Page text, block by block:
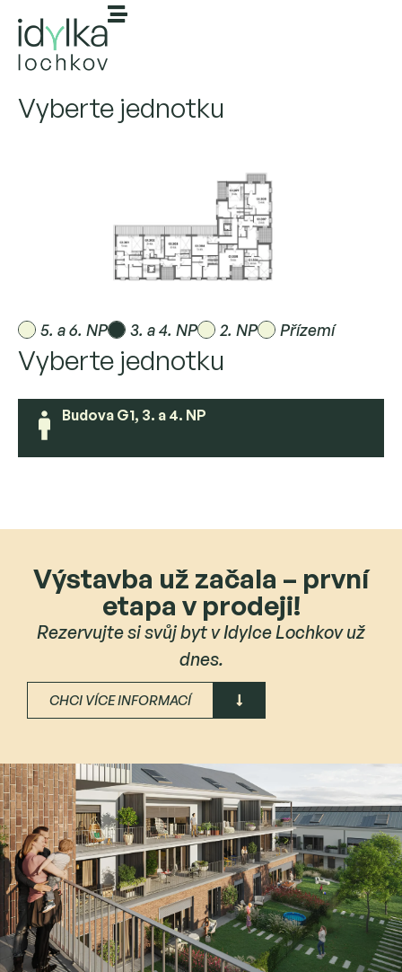
Vyberte jednotku
5. a 6. NP 3. a 4. NP 2. NP Přízemí
Vyberte jednotku
Budova G1, 3. a 4. NP
Výstavba už začala – první
etapa v prodeji!
Rezervujte si svůj byt v Idylce Lochkov už
dnes.
CHCI VÍCE INFORMACÍ